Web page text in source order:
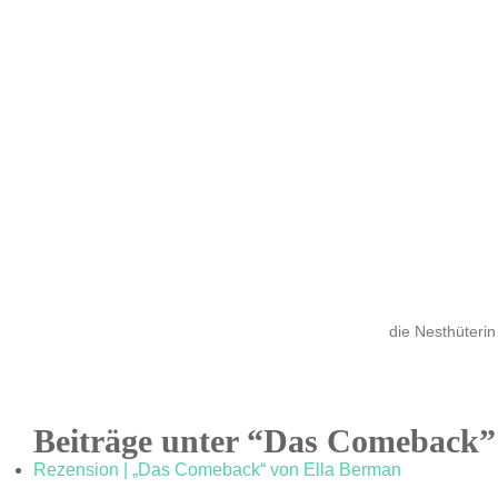
die Nesthüterin
Beiträge unter “Das Comeback”
Rezension | „Das Comeback“ von Ella Berman